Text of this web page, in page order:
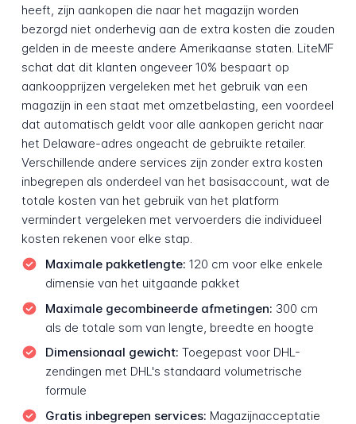
heeft, zijn aankopen die naar het magazijn worden
bezorgd niet onderhevig aan de extra kosten die zouden
gelden in de meeste andere Amerikaanse staten. LiteMF
schat dat dit klanten ongeveer 10% bespaart op
aankoopprijzen vergeleken met het gebruik van een
magazijn in een staat met omzetbelasting, een voordeel
dat automatisch geldt voor alle aankopen gericht naar
het Delaware-adres ongeacht de gebruikte retailer.
Verschillende andere services zijn zonder extra kosten
inbegrepen als onderdeel van het basisaccount, wat de
totale kosten van het gebruik van het platform
vermindert vergeleken met vervoerders die individueel
kosten rekenen voor elke stap.
Maximale pakketlengte: 120 cm voor elke enkele
dimensie van het uitgaande pakket
Maximale gecombineerde afmetingen: 300 cm
als de totale som van lengte, breedte en hoogte
Dimensionaal gewicht: Toegepast voor DHL-
zendingen met DHL's standaard volumetrische
formule
Gratis inbegrepen services: Magazijn­acceptatie